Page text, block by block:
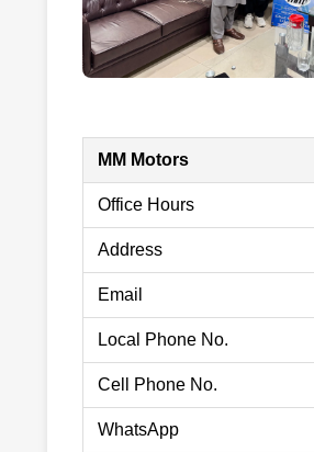
MM Motors
Office Hours
Address
Email
Local Phone No.
Cell Phone No.
WhatsApp